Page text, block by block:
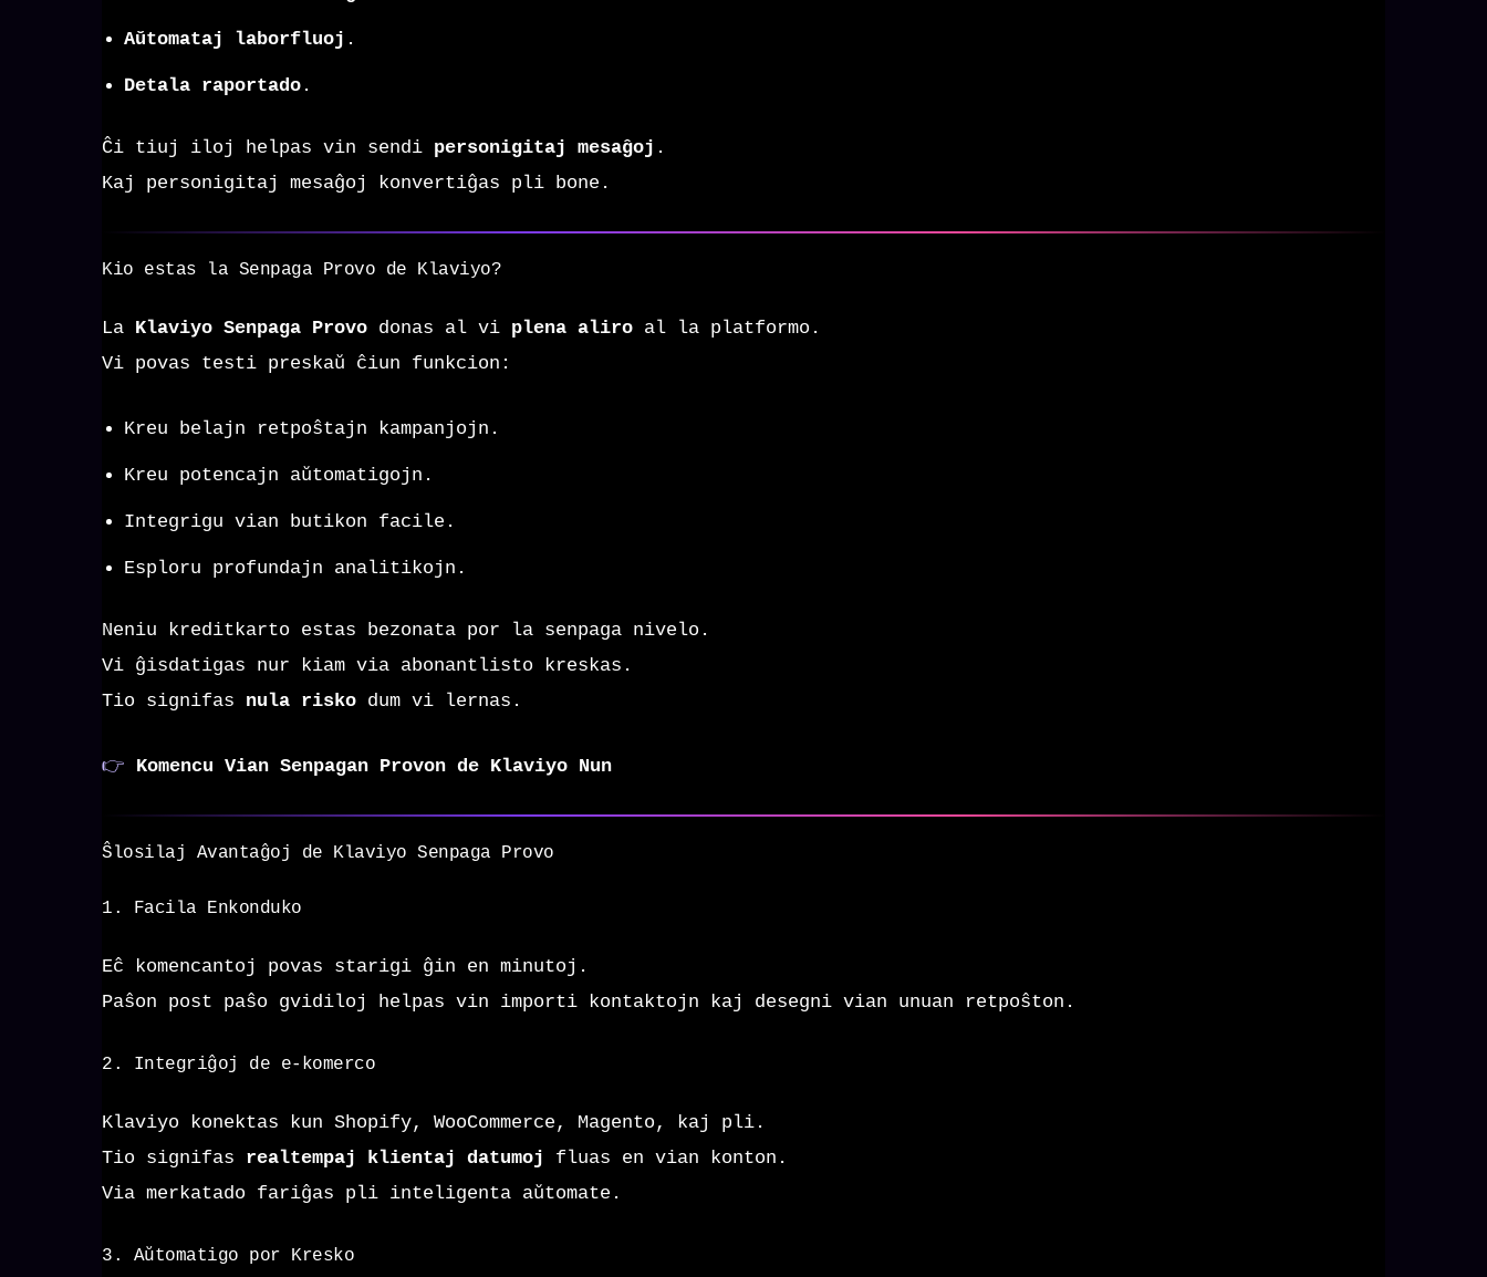
Aŭtomataj laborfluoj .
Detala raportado .
Ĉi tiuj iloj helpas vin sendi personigitaj mesaĝoj .
Kaj personigitaj mesaĝoj konvertiĝas pli bone.
Kio estas la Senpaga Provo de Klaviyo?
La Klaviyo Senpaga Provo donas al vi plena aliro al la platformo.
Vi povas testi preskaŭ ĉiun funkcion:
Kreu belajn retpoŝtajn kampanjojn.
Kreu potencajn aŭtomatigojn.
Integrigu vian butikon facile.
Esploru profundajn analitikojn.
Neniu kreditkarto estas bezonata por la senpaga nivelo.
Vi ĝisdatigas nur kiam via abonantlisto kreskas.
Tio signifas nula risko dum vi lernas.
👉 Komencu Vian Senpagan Provon de Klaviyo Nun
Ŝlosilaj Avantaĝoj de Klaviyo Senpaga Provo
1. Facila Enkonduko
Eĉ komencantoj povas starigi ĝin en minutoj.
Paŝon post paŝo gvidiloj helpas vin importi kontaktojn kaj desegni vian unuan retpoŝton.
2. Integriĝoj de e-komerco
Klaviyo konektas kun Shopify, WooCommerce, Magento, kaj pli.
Tio signifas realtempaj klientaj datumoj
fluas en vian konton.
Via merkatado fariĝas pli inteligenta aŭtomate.
3. Aŭtomatigo por Kresko